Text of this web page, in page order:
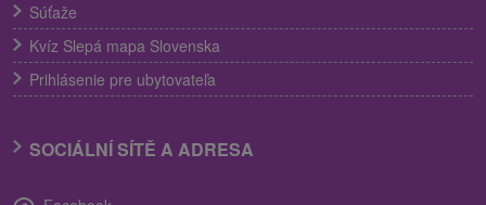
Súťaže
Kvíz Slepá mapa Slovenska
Prihlásenie pre ubytovateľa
SOCIÁLNÍ SÍTĚ A ADRESA